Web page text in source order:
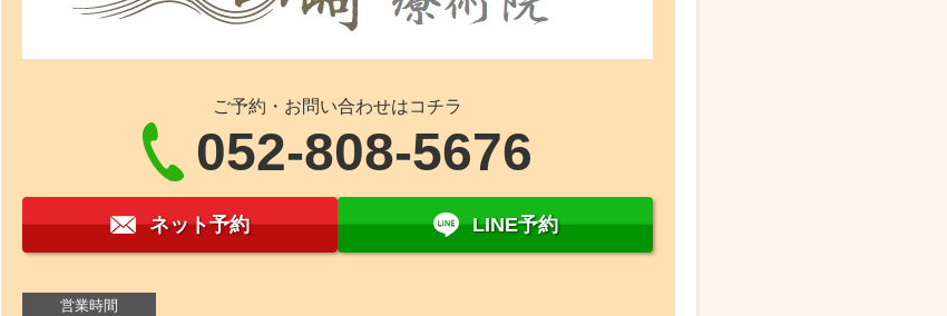
ご予約・お問い合わせはコチラ
052-808-5676
ネット予約 LINE予約
営業時間